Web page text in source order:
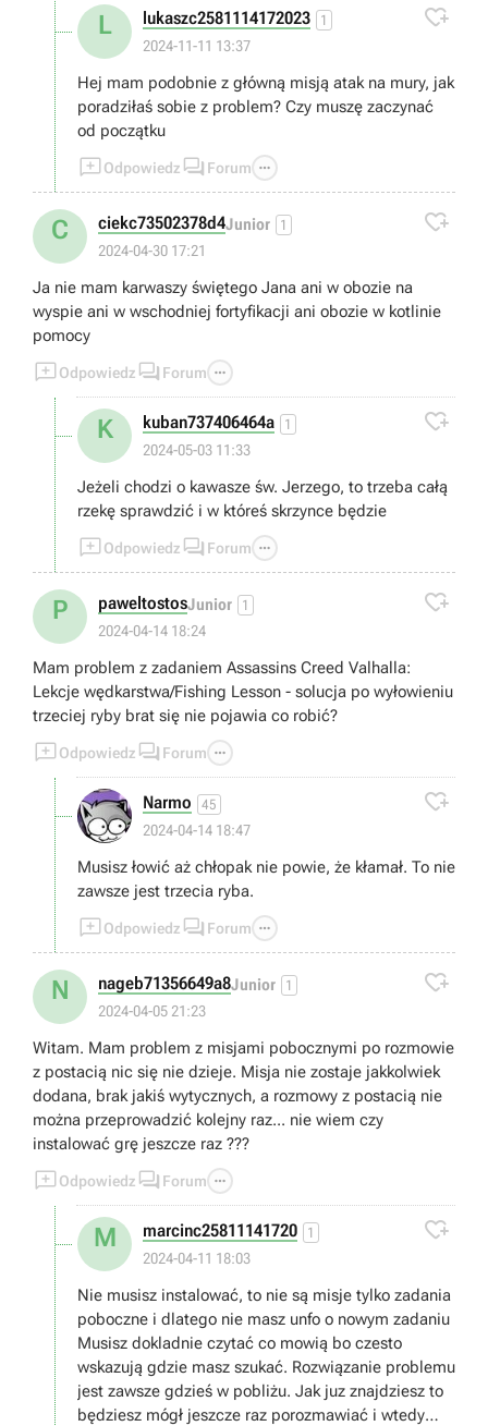
L lukaszc2581114172023 1
2024-11-11 13:37

Hej mam podobnie z główną misją atak na mury, jak
poradziłaś sobie z problem? Czy muszę zaczynać
od początku
Odpowiedz  Forum 
C ciekc73502378d4Junior 1
2024-04-30 17:21

Ja nie mam karwaszy świętego Jana ani w obozie na
wyspie ani w wschodniej fortyfikacji ani obozie w kotlinie
pomocy
Odpowiedz  Forum 
K kuban737406464a 1
2024-05-03 11:33

Jeżeli chodzi o kawasze św. Jerzego, to trzeba całą
rzekę sprawdzić i w któreś skrzynce będzie
Odpowiedz  Forum 
P paweltostosJunior 1
2024-04-14 18:24

Mam problem z zadaniem Assassins Creed Valhalla:
Lekcje wędkarstwa/Fishing Lesson - solucja po wyłowieniu
trzeciej ryby brat się nie pojawia co robić?
Odpowiedz  Forum 
Narmo 45
2024-04-14 18:47

Musisz łowić aż chłopak nie powie, że kłamał. To nie
zawsze jest trzecia ryba.
Odpowiedz  Forum 
N nageb71356649a8Junior 1
2024-04-05 21:23

Witam. Mam problem z misjami pobocznymi po rozmowie
z postacią nic się nie dzieje. Misja nie zostaje jakkolwiek
dodana, brak jakiś wytycznych, a rozmowy z postacią nie
można przeprowadzić kolejny raz... nie wiem czy
instalować grę jeszcze raz ???
Odpowiedz  Forum 
M marcinc25811141720 1
2024-04-11 18:03

Nie musisz instalować, to nie są misje tylko zadania
poboczne i dlatego nie masz unfo o nowym zadaniu
Musisz dokladnie czytać co mowią bo czesto
wskazują gdzie masz szukać. Rozwiązanie problemu
jest zawsze gdzieś w pobliżu. Jak juz znajdziesz to
będziesz mógł jeszcze raz porozmawiać i wtedy